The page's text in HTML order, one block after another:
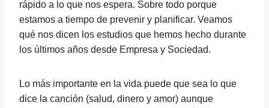
rápido a lo que nos espera. Sobre todo porque
estamos a tiempo de prevenir y planificar. Veamos
qué nos dicen los estudios que hemos hecho durante
los últimos años desde Empresa y Sociedad.
Lo más importante en la vida puede que sea lo que
dice la canción (salud, dinero y amor) aunque